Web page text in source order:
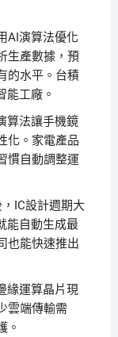
AI演算法優化
生產數據，預
的水平。台積
能工廠。
算法讓手機鏡
化。家電產品
慣自動調整運
IC設計週期大
能自動生成最
也能快速推出
緣運算晶片現
雲端傳輸需
。